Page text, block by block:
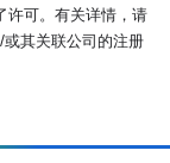
许可。有关详情，请
其关联公司的注册